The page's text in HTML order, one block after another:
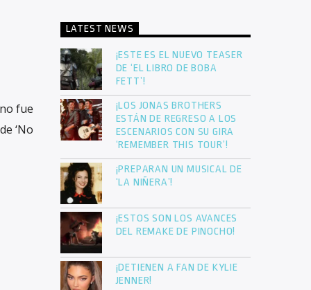
fue
‘No
LATEST NEWS
¡ESTE ES EL NUEVO TEASER
DE ‘EL LIBRO DE BOBA
FETT’!
¡LOS JONAS BROTHERS
ESTÁN DE REGRESO A LOS
ESCENARIOS CON SU GIRA
‘REMEMBER THIS TOUR’!
¡PREPARAN UN MUSICAL DE
‘LA NIÑERA’!
¡ESTOS SON LOS AVANCES
DEL REMAKE DE PINOCHO!
¡DETIENEN A FAN DE KYLIE
JENNER!